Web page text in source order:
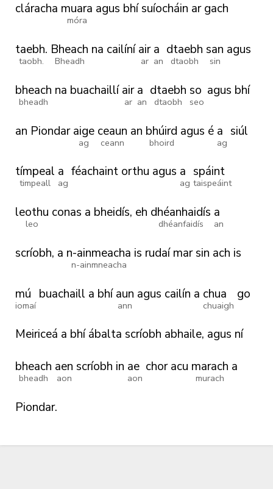
cláracha muara
móra
agus bhísuíocháin ar gach
taebh.
taobh.
Bheach
Bheadh
na cailíní air
ar
a
an
dtaebh
dtaobh
san
sin
agus
bheach
bheadh
na buachaillí air
ar
a
an
dtaebh
dtaobh
so
seo
agus bhí
an Piondar aige
ag
ceaun
ceann
an bhúird
bhoird
agus é a
ag
siúl
tímpeal
timpeall
a
ag
féachaint orthu agus a
ag
spáint
taispeáint
leothu
leo
conas a bheidís, eh dhéanhaidís
dhéanfaidís
a
an
scríobh, a n-ainmeacha
n-ainmneacha
is rudaí marsin ach is
mú
iomaí
buachaill a bhí aun
ann
agus cailín a chua
chuaigh
go
Meiriceá a bhí ábalta scríobh abhaile, agus ní
bheach
bheadh
aen
aon
scríobh in ae
aon
chor acu marach
murach
a
Piondar.